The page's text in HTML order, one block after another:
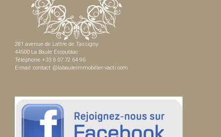
281 avenue de Lattre de Tassigny
44500 La Baule Escoublac
Téléphone +33 6 07 72 64 96
E-mail :contact @labauleimmobilier-vacti.com